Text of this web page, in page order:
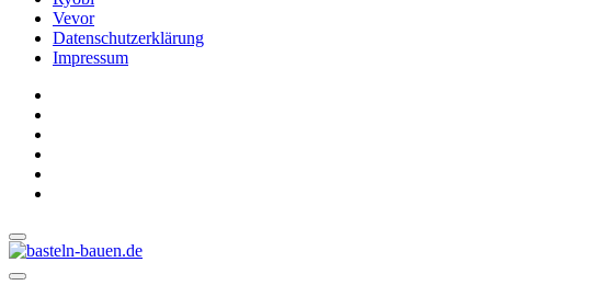
Vevor
Datenschutzerklärung
Impressum